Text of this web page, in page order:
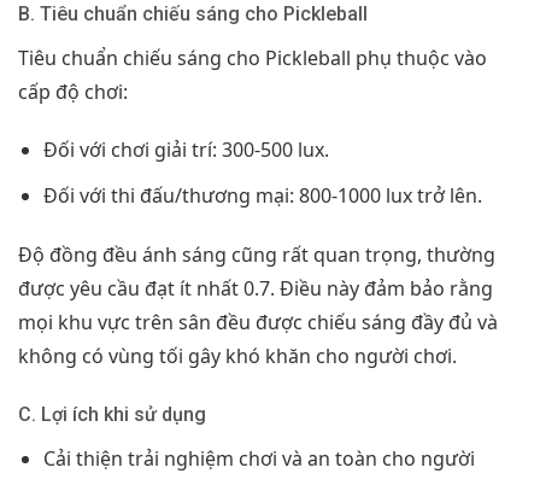
B. Tiêu chuẩn chiếu sáng cho Pickleball
Tiêu chuẩn chiếu sáng cho Pickleball phụ thuộc vào
cấp độ chơi:
Đối với chơi giải trí: 300-500 lux.
Đối với thi đấu/thương mại: 800-1000 lux trở lên.
Độ đồng đều ánh sáng cũng rất quan trọng, thường
được yêu cầu đạt ít nhất 0.7. Điều này đảm bảo rằng
mọi khu vực trên sân đều được chiếu sáng đầy đủ và
không có vùng tối gây khó khăn cho người chơi.
C. Lợi ích khi sử dụng
Cải thiện trải nghiệm chơi và an toàn cho người